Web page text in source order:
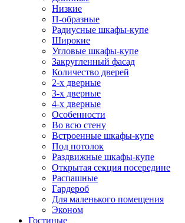
Низкие
П-образные
Радиусные шкафы-купе
Широкие
Угловые шкафы-купе
Закругленный фасад
Количество дверей
2-х дверные
3-х дверные
4-х дверные
Особенности
Во всю стену
Встроенные шкафы-купе
Под потолок
Раздвижные шкафы-купе
Открытая секция посередине
Распашные
Гардероб
Для маленького помещения
Эконом
Гостиные